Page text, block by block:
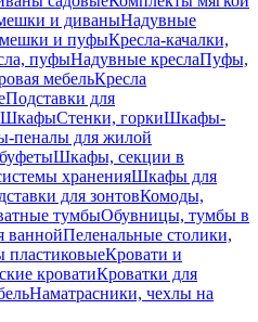
и диваныНадувные
и пуфыКресла-качалки,
пуфыНадувные креслаПуфы,
мебельКресла
Подставки для
ШкафыСтенки, горкиШкафы-
пеналы для жилой
Шкафы, секции в
храненияШкафы для
для зонтовКомоды,
тумбыОбувницы, тумбы в
ваннойПеленальные столики,
пластиковыеКровати и
кроватиКроватки для
Наматрасники, чехлы на